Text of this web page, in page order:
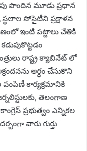
పొందిన మూడు ప్రధాన
స్ధలాల సోసైటీని ప్రక్షాళన
ఇంటి పట్టాలు చేతికి
రాష్ట్ర క్యాబినేట్ లో
అర్ధం చేసుకొని
పంపిణీ కార్యక్రమానికి
తెలంగాణ
ప్రభుత్వం ఎన్నికల
వారు గుర్తు